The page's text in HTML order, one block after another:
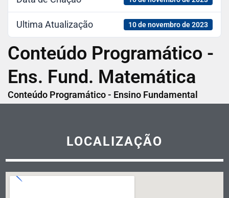
Ultima Atualização 10 de novembro de 2023
Conteúdo Programático -
Ens. Fund. Matemática
Conteúdo Programático - Ensino Fundamental
LOCALIZAÇÃO